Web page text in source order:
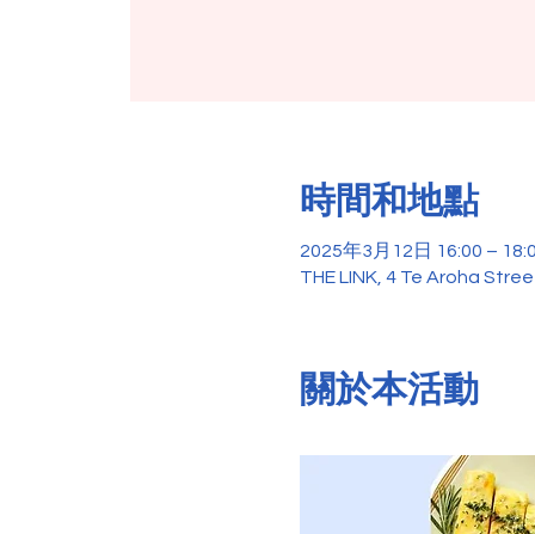
時間和地點
2025年3月12日 16:00 –
THE LINK, 4 Te Aroha
關於本活動